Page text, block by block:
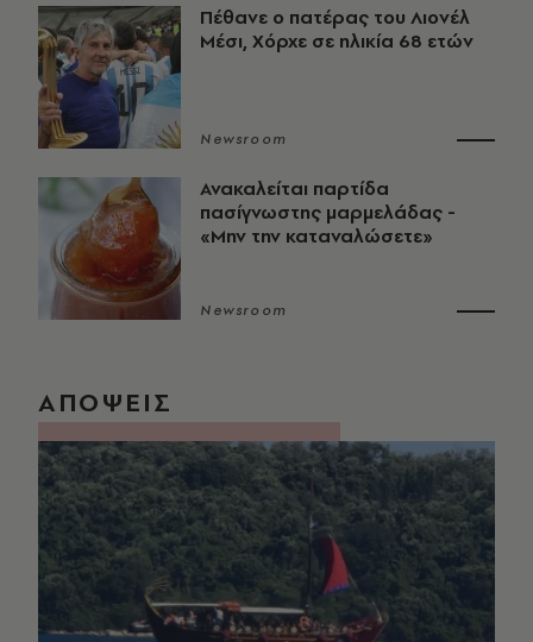
Πέθανε ο πατέρας του Λιονέλ
Μέσι, Χόρχε σε ηλικία 68 ετών
Newsroom
Ανακαλείται παρτίδα
πασίγνωστης μαρμελάδας -
«Μην την καταναλώσετε»
Newsroom
ΑΠΟΨΕΙΣ